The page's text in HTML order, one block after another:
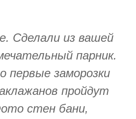
Сделали из вашей
парник.
первые заморозки
пройдут
стен бани,